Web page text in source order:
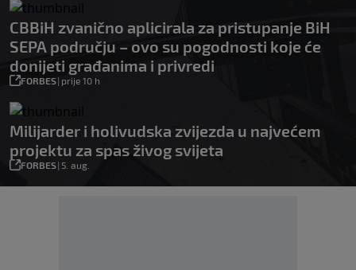
CBBiH zvanično aplicirala za pristupanje BiH
SEPA području – ovo su pogodnosti koje će
donijeti građanima i privredi
FORBES| prije 10 h
Milijarder i holivudska zvijezda u najvećem
projektu za spas živog svijeta
FORBES| 5. aug.